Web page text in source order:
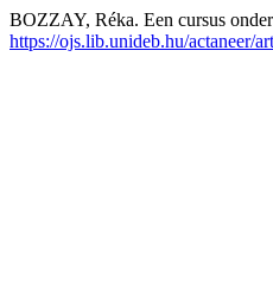
BOZZAY, Réka. Een cursus
https://ojs.lib.unideb.hu/actaneer/